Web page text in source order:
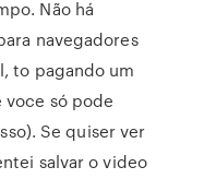
Não há
navegadores
to pagando um
voce só pode
Se quiser ver
salvar o video